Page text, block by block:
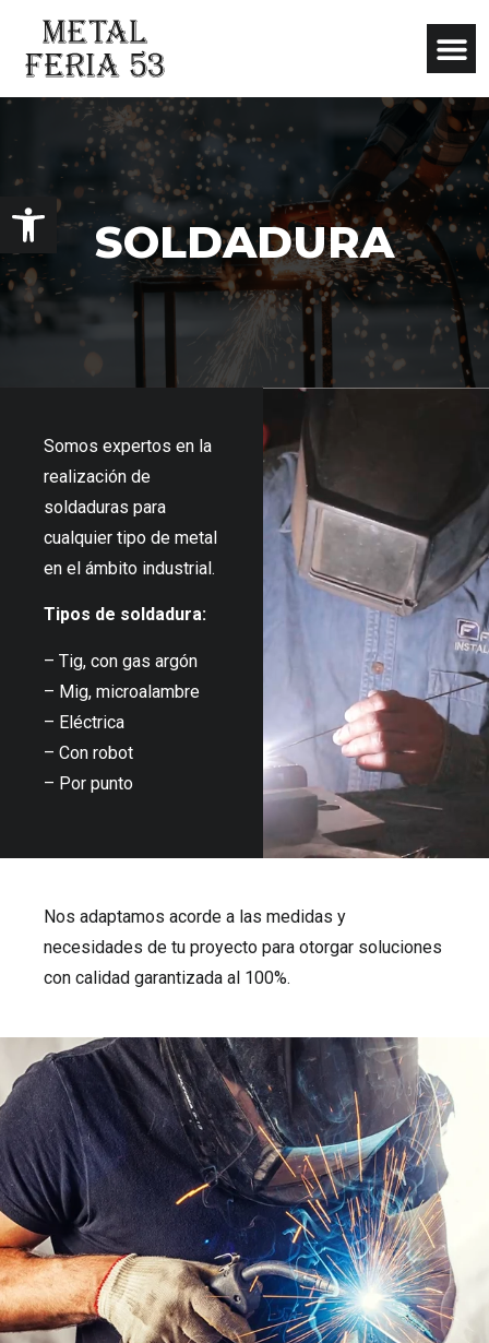
Abrir barra de herramientas
SOLDADURA
Somos expertos en la
realización de
soldaduras para
cualquier tipo de metal
en el ámbito industrial.
Tipos de soldadura:
– Tig, con gas argón
– Mig, microalambre
– Eléctrica
– Con robot
– Por punto
Nos adaptamos acorde a las medidas y
necesidades de tu proyecto para otorgar soluciones
con calidad garantizada al 100%.